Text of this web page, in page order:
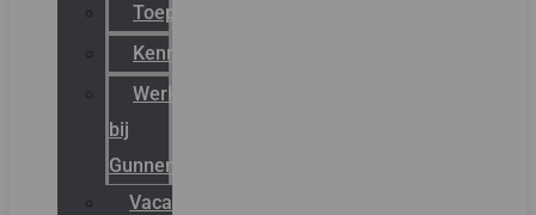
Toepassingen
Kenniscentrum
Werken
bij
Gunneman
Vacatures